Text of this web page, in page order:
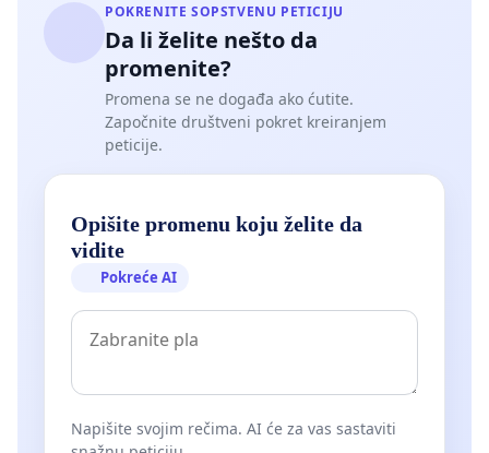
POKRENITE SOPSTVENU PETICIJU
Da li želite nešto da
promenite?
Promena se ne događa ako ćutite.
Započnite društveni pokret kreiranjem
peticije.
Opišite promenu koju želite da
vidite
Pokreće AI
Napišite svojim rečima. AI će za vas sastaviti